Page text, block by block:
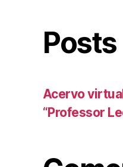
Acervo
“Professor